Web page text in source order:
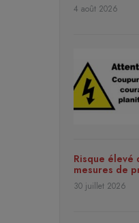
4 août 2026
Risque élevé
mesures de
30 juillet 2026